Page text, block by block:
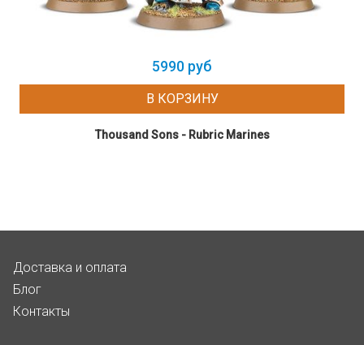
5990 руб
В КОРЗИНУ
Thousand Sons - Rubric Marines
Доставка и оплата
Блог
Контакты